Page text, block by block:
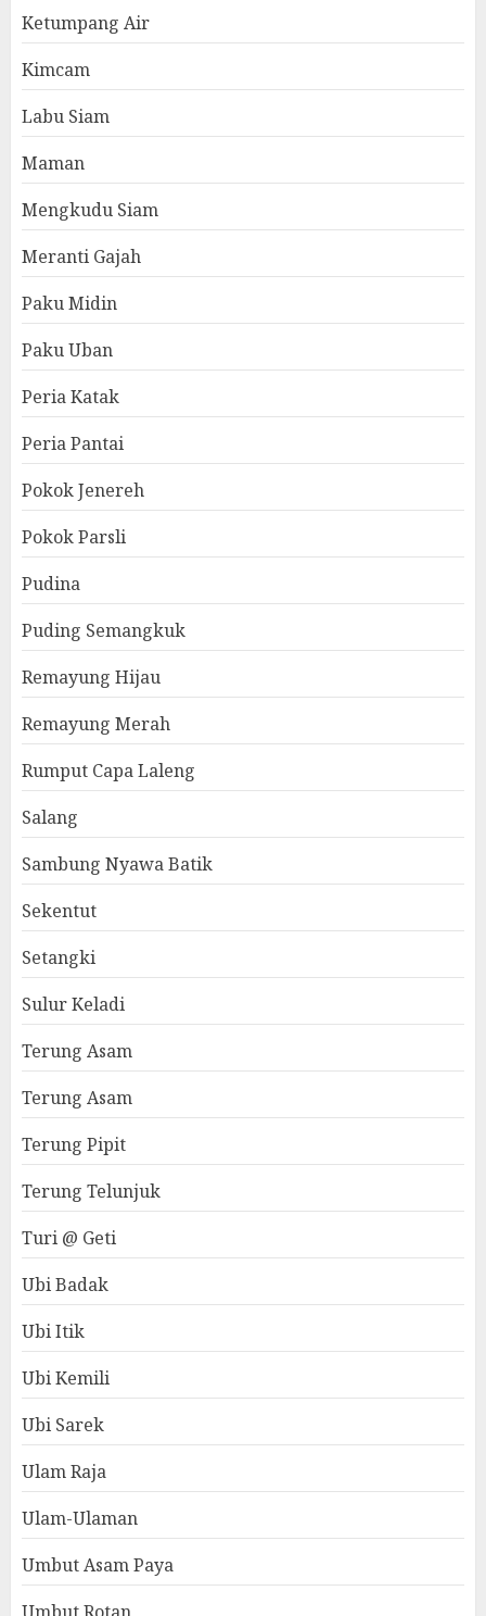
Ketumpang Air
Kimcam
Labu Siam
Maman
Mengkudu Siam
Meranti Gajah
Paku Midin
Paku Uban
Peria Katak
Peria Pantai
Pokok Jenereh
Pokok Parsli
Pudina
Puding Semangkuk
Remayung Hijau
Remayung Merah
Rumput Capa Laleng
Salang
Sambung Nyawa Batik
Sekentut
Setangki
Sulur Keladi
Terung Asam
Terung Asam
Terung Pipit
Terung Telunjuk
Turi @ Geti
Ubi Badak
Ubi Itik
Ubi Kemili
Ubi Sarek
Ulam Raja
Ulam-Ulaman
Umbut Asam Paya